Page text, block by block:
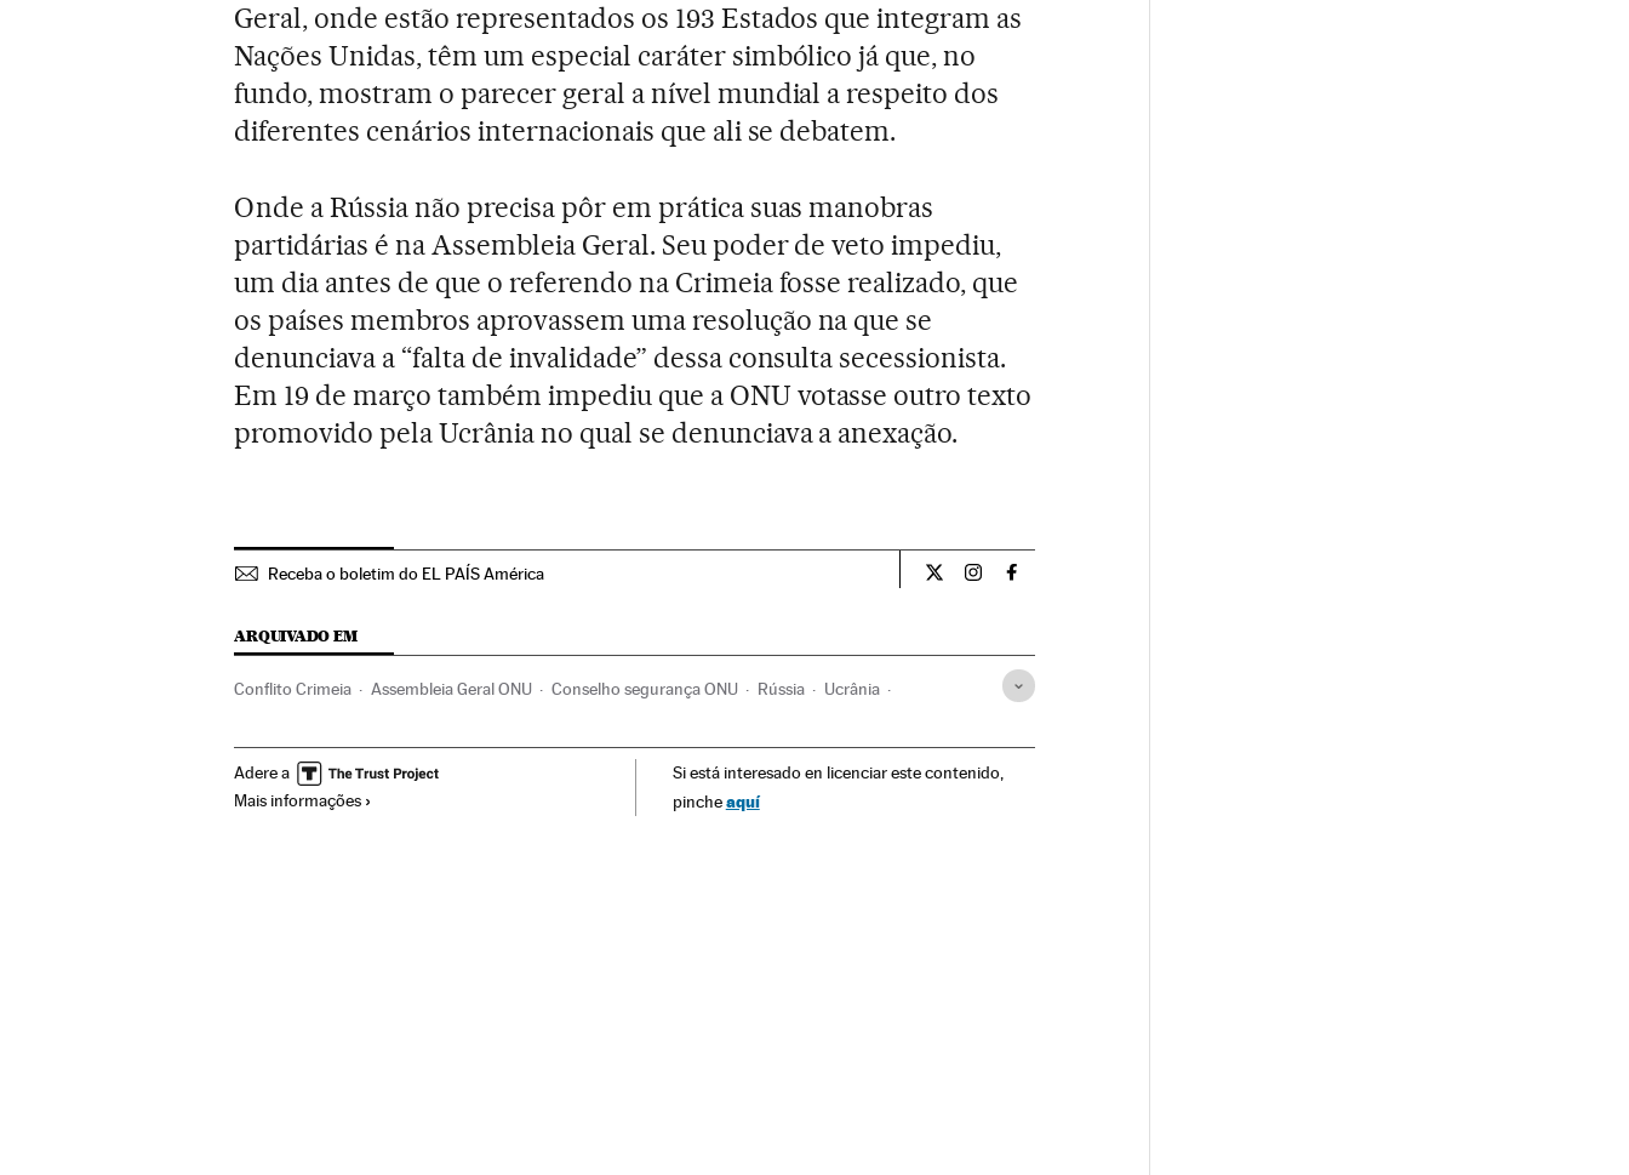
Geral, onde estão representados os 193 Estados que integram as
Nações Unidas, têm um especial caráter simbólico já que, no
fundo, mostram o parecer geral a nível mundial a respeito dos
diferentes cenários internacionais que ali se debatem.
Onde a Rússia não precisa pôr em prática suas manobras
partidárias é na Assembleia Geral. Seu poder de veto impediu,
um dia antes de que o referendo na Crimeia fosse realizado, que
os países membros aprovassem uma resolução na que se
denunciava a “falta de invalidade” dessa consulta secessionista.
Em 19 de março também impediu que a ONU votasse outro texto
promovido pela Ucrânia no qual se denunciava a anexação.
Receba o boletim do EL PAÍS América Internacional El País Brasil en Twitter
Internacional El País Brasil en Instagram
Internacional El País Brasil en Facebook
ARQUIVADO EM
Conflito Crimeia Assembleia Geral ONU Conselho segurança ONU Rússia Ucrânia
Europa Organizações internacionais Relações exteriores
Adere a
Mais informações
Si está interesado en licenciar este contenido,
pincheaquí